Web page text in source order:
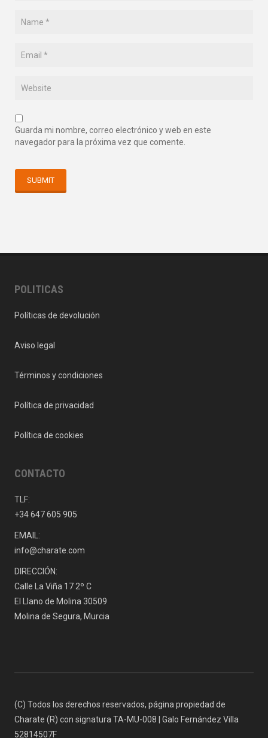
Guarda mi nombre, correo electrónico y web en este
navegador para la próxima vez que comente.
POLITICAS
Políticas de devolución
Aviso legal
Términos y condiciones
Política de privacidad
Política de cookies
CONTACTO
TLF:
+34 647 605 905
EMAIL:
info@charate.com
DIRECCIÓN:
Calle La Viña 17 2º C
El Llano de Molina 30509
Molina de Segura, Murcia
(C) Todos los derechos reservados, página propiedad de
Charate (R) con signatura TA-MU-008 | Galo Fernández Villa
52814507F